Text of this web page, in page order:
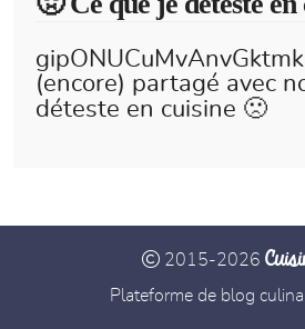
(encore) partagé avec
déteste en cuisine 🙁
2015-2026
Plateforme de blog